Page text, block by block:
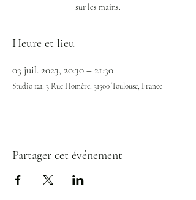
sur les mains.
Heure et lieu
03 juil. 2023, 20:30 – 21:30
Studio 121, 3 Rue Homère, 31500 Toulouse, France
Partager cet événement